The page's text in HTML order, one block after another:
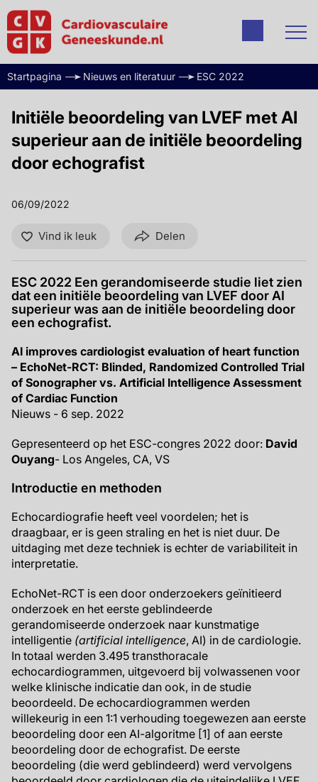
Startpagina Nieuws en literatuur ESC 2022
Initiële beoordeling van LVEF met AI
superieur aan de initiële beoordeling
door echografist
06/09/2022
Vind ik leuk Delen
ESC 2022 Een gerandomiseerde studie liet zien
dat een initiële beoordeling van LVEF door AI
superieur was aan de initiële beoordeling door
een echografist.
AI improves cardiologist evaluation of heart function
– EchoNet-RCT: Blinded, Randomized Controlled Trial
of Sonographer vs. Artificial Intelligence Assessment
of Cardiac Function
Nieuws - 6 sep. 2022
Gepresenteerd op het ESC-congres 2022 door: David
Ouyang- Los Angeles, CA, VS
Introductie en methoden
Echocardiografie heeft veel voordelen; het is
draagbaar, er is geen straling en het is niet duur. De
uitdaging met deze techniek is echter de variabiliteit in
interpretatie.
EchoNet-RCT is een door onderzoekers geïnitieerd
onderzoek en het eerste geblindeerde
gerandomiseerde onderzoek naar kunstmatige
intelligentie (artificial intelligence, AI) in de cardiologie.
In totaal werden 3.495 transthoracale
echocardiogrammen, uitgevoerd bij volwassenen voor
welke klinische indicatie dan ook, in de studie
beoordeeld. De echocardiogrammen werden
willekeurig in een 1:1 verhouding toegewezen aan eerste
beoordeling door een AI-algoritme [1] of aan eerste
beoordeling door de echografist. De eerste
beoordeling (die werd geblindeerd) werd vervolgens